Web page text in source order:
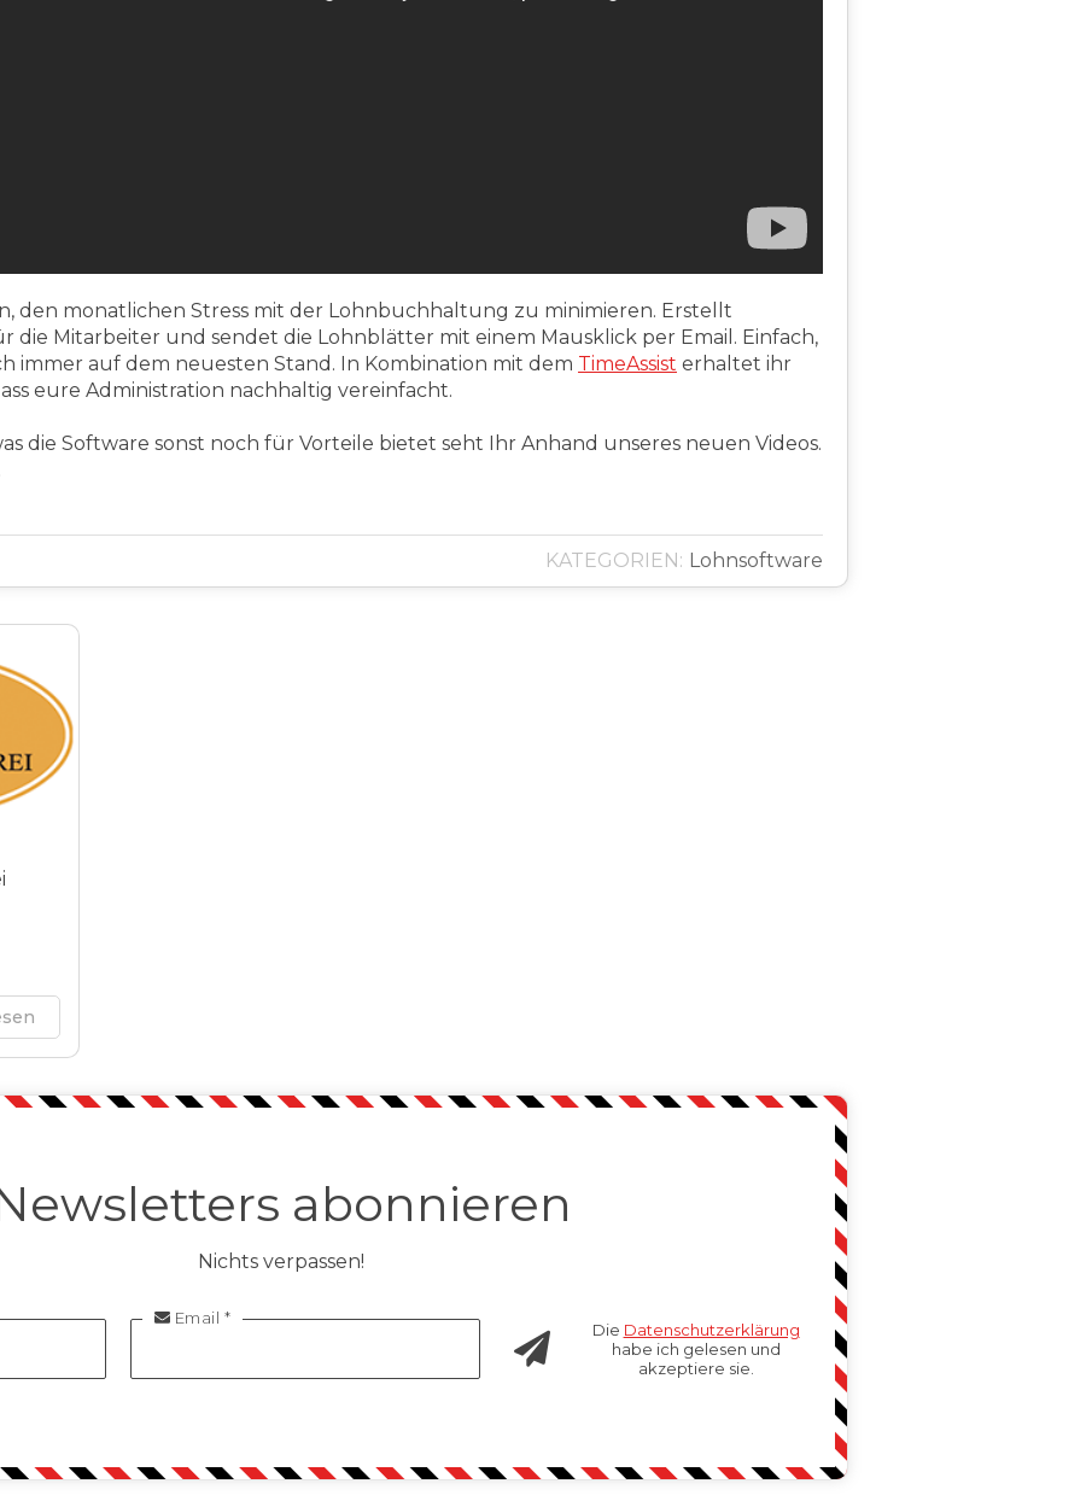
den monatlichen Stress mit der Lohnbuchhaltung zu minimieren. Erstellt
die Mitarbeiter und sendet die Lohnblätter mit einem Mausklick per Email. Einfach,
immer auf dem neuesten Stand. In Kombination mit dem TimeAssist erhaltet ihr
eure Administration nachhaltig vereinfacht.
die Software sonst noch für Vorteile bietet seht Ihr Anhand unseres neuen Videos.
KATEGORIEN: Lohnsoftware
abonnieren
Nichts verpassen!
 Email *
Die Datenschutzerklärung
habe ich gelesen und
akzeptiere sie.